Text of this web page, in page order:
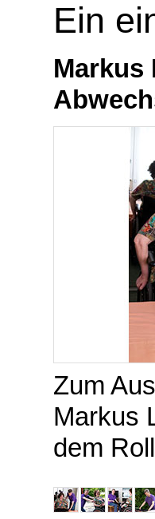
Ein
Markus
Zum
Markus
dem